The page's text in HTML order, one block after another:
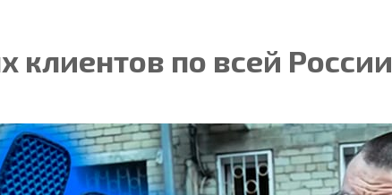
клиентов по всей России